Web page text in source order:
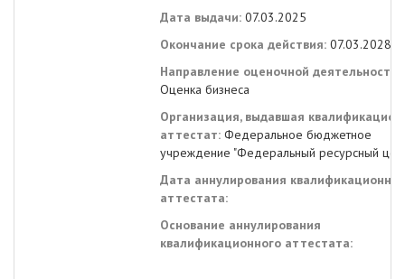
Дата выдачи: 07.03.2025
Окончание срока действия: 07.03.2028
Направление оценочной деятельности:
Оценка бизнеса
Организация, выдавшая
аттестат: Федеральное бюджетное
учреждение "Федеральный ресурсный
Дата аннулирования
аттестата:
Основание аннулирования
квалификационного аттестата: